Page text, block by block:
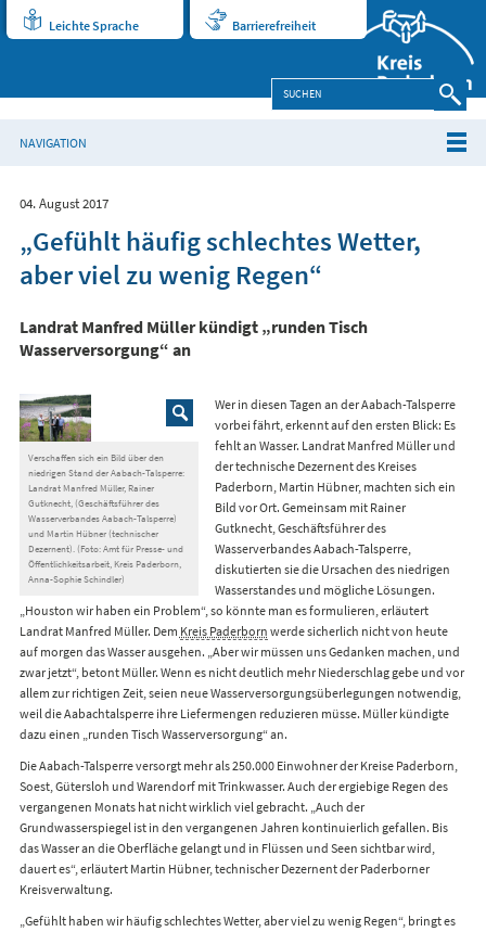
Leichte Sprache Barrierefreiheit
NAVIGATION
04. August 2017
„Gefühlt häufig schlechtes Wetter,
aber viel zu wenig Regen“
Landrat Manfred Müller kündigt „runden Tisch
Wasserversorgung“ an
Verschaffen sich ein Bild über den
niedrigen Stand der Aabach-Talsperre:
Landrat Manfred Müller, Rainer
Gutknecht, (Geschäftsführer des
Wasserverbandes Aabach-Talsperre)
und Martin Hübner (technischer
Dezernent). (Foto: Amt für Presse- und
Öffentlichkeitsarbeit, Kreis Paderborn,
Anna-Sophie Schindler)
Wer in diesen Tagen an der Aabach-Talsperre
vorbei fährt, erkennt auf den ersten Blick: Es
fehlt an Wasser. Landrat Manfred Müller und
der technische Dezernent des Kreises
Paderborn, Martin Hübner, machten sich ein
Bild vor Ort. Gemeinsam mit Rainer
Gutknecht, Geschäftsführer des
Wasserverbandes Aabach-Talsperre,
diskutierten sie die Ursachen des niedrigen
Wasserstandes und mögliche Lösungen.
„Houston wir haben ein Problem“, so könnte man es formulieren, erläutert
Landrat Manfred Müller. Dem Kreis Paderborn werde sicherlich nicht von heute
auf morgen das Wasser ausgehen. „Aber wir müssen uns Gedanken machen, und
zwar jetzt“, betont Müller. Wenn es nicht deutlich mehr Niederschlag gebe und vor
allem zur richtigen Zeit, seien neue Wasserversorgungsüberlegungen notwendig,
weil die Aabachtalsperre ihre Liefermengen reduzieren müsse. Müller kündigte
dazu einen „runden Tisch Wasserversorgung“ an.
Die Aabach-Talsperre versorgt mehr als 250.000 Einwohner der Kreise Paderborn,
Soest, Gütersloh und Warendorf mit Trinkwasser. Auch der ergiebige Regen des
vergangenen Monats hat nicht wirklich viel gebracht. „Auch der
Grundwasserspiegel ist in den vergangenen Jahren kontinuierlich gefallen. Bis
das Wasser an die Oberfläche gelangt und in Flüssen und Seen sichtbar wird,
dauert es“, erläutert Martin Hübner, technischer Dezernent der Paderborner
Kreisverwaltung.
„Gefühlt haben wir häufig schlechtes Wetter, aber viel zu wenig Regen“, bringt es